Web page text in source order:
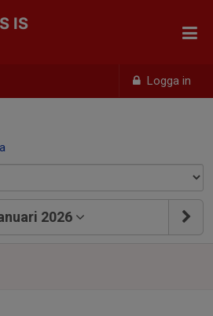
Logga in
IS
2026